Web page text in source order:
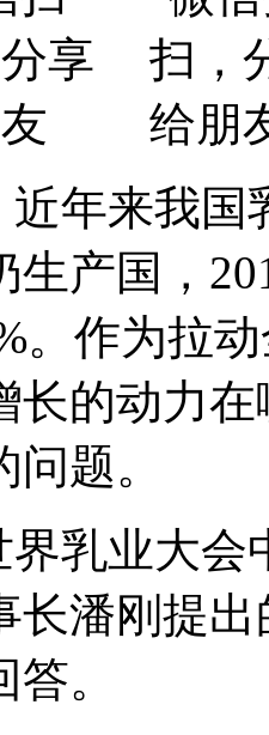
近年来我
产国，
。作为拉
长的动力
题。
乳业大会
长潘刚提
。